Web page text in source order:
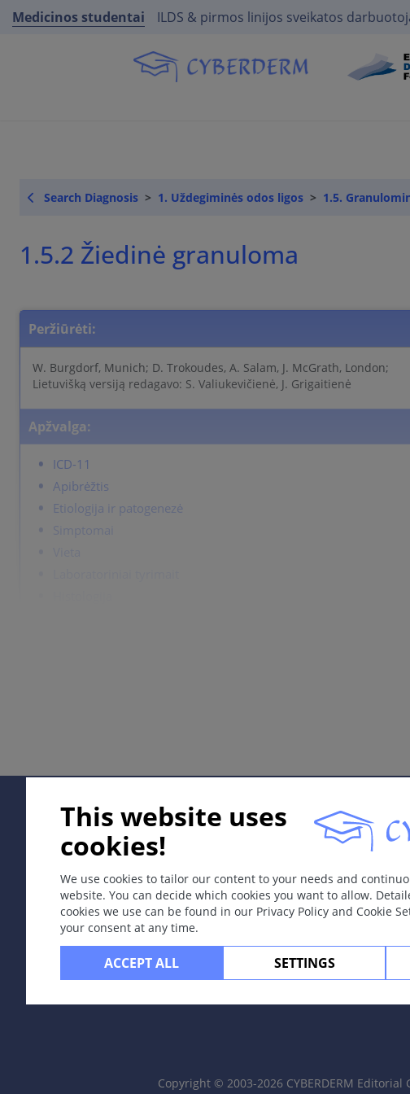
Medicinos studentai ILDS & pirmos linijos sveikatos
Search Diagnosis 1. Uždegiminės odos ligos 1.5.
1.5.2 Žiedinė granuloma
Peržiūrėti:
W. Burgdorf, Munich; D. Trokoudes, A. Salam, J. McGrath, London;
Lietuvišką versiją redagavo: S. Valiukevičienė, J. Grigaitienė
Apžvalga:
ICD-11
Apibrėžtis
Etiologija ir patogenezė
Simptomai
EE80.0
Apibrėžtis
Uždegiminė granulominė odos liga, sukelianti žiedo formos
Nežinoma.
Simptomai
Standžios konsistencijos, smulkios odosspalvos papulės,
Tiesiamieji galūnių paviršiai (ypač pirštų ir plaštakų nugariniai
This website uses
cookies!
We use cookies to tailor our content to your needs and
website. You can decide which cookies you want to allow.
cookies we use can be found in our Privacy Policy and Cookie
your consent at any time.
ACCEPT ALL SETTINGS
In
Copyright © 2003-2026 CYBERDERM Editorial